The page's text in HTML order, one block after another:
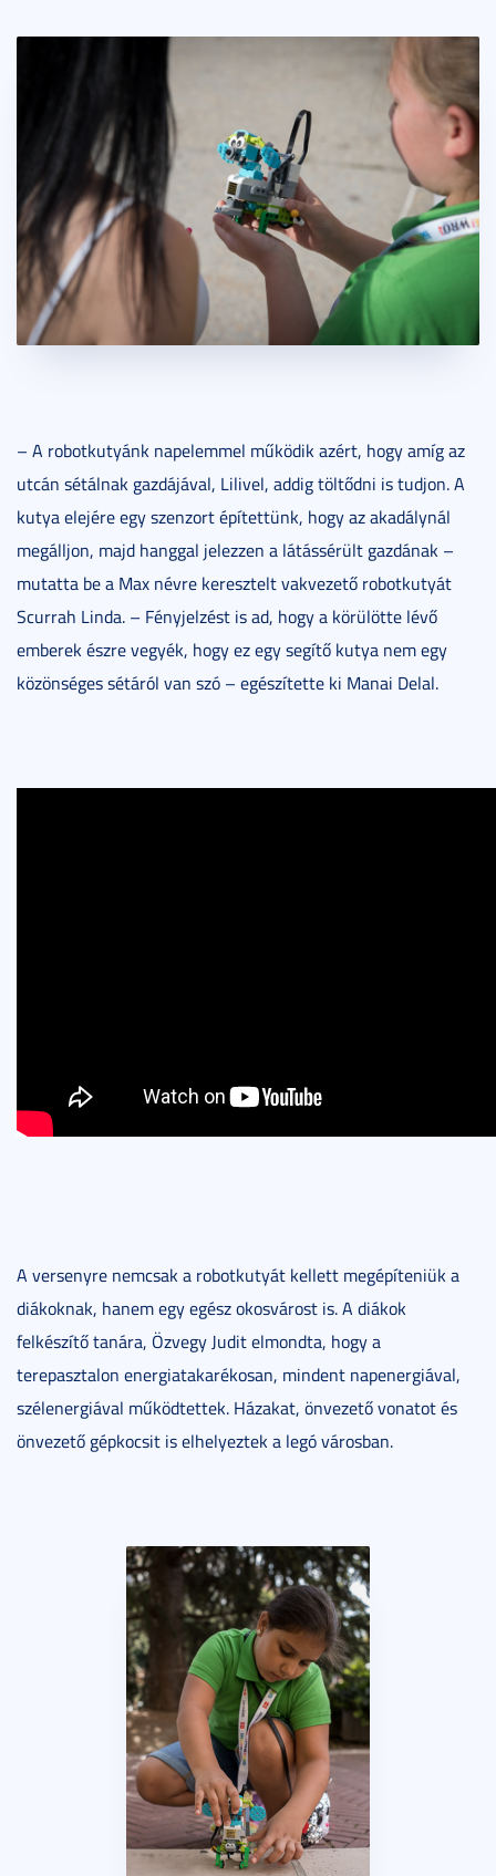
– A robotkutyánk napelemmel működik azért, hogy amíg az
utcán sétálnak gazdájával, Lilivel, addig töltődni is tudjon. A
kutya elejére egy szenzort építettünk, hogy az akadálynál
megálljon, majd hanggal jelezzen a látássérült gazdának –
mutatta be a Max névre keresztelt vakvezető robotkutyát
Scurrah Linda. – Fényjelzést is ad, hogy a körülötte lévő
emberek észre vegyék, hogy ez egy segítő kutya nem egy
közönséges sétáról van szó – egészítette ki Manai Delal.
A versenyre nemcsak a robotkutyát kellett megépíteniük a
diákoknak, hanem egy egész okosvárost is. A diákok
felkészítő tanára, Özvegy Judit elmondta, hogy a
terepasztalon energiatakarékosan, mindent napenergiával,
szélenergiával működtettek. Házakat, önvezető vonatot és
önvezető gépkocsit is elhelyeztek a legó városban.